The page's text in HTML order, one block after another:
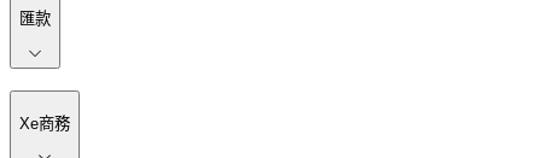
匯款
Xe商務